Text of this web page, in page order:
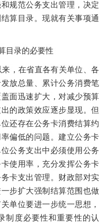
规范公务支出管理，决定
算目录。现就有关事项通
目录的必要性
，在省直各有关单位、各
放总量、累计公务消费笔
面迅速扩大，对减少预算
的政策效应逐步显现。但
还存在公务卡消费结算约
偏低的问题。建立公务卡
公务支出中必须使用公务
使用率，充分发挥公务卡
卡支出管理。财政部对实
步扩大强制结算范围也做
单位要进一步统一思想，
制度必要性和重要性的认